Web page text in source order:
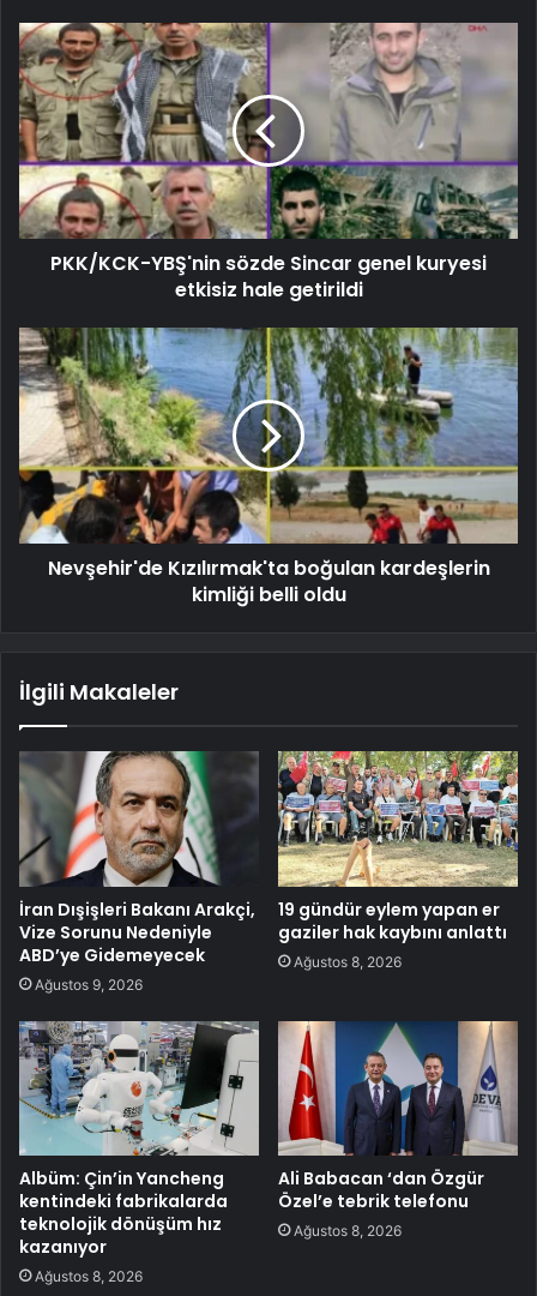
PKK/KCK-YBŞ'nin sözde Sincar genel kuryesi
etkisiz hale getirildi
Nevşehir'de Kızılırmak'ta boğulan kardeşlerin
kimliği belli oldu
İlgili Makaleler
İran Dışişleri Bakanı Arakçi,
Vize Sorunu Nedeniyle
ABD’ye Gidemeyecek
Ağustos 9, 2026
19 gündür eylem yapan er
gaziler hak kaybını anlattı
Ağustos 8, 2026
Albüm: Çin’in Yancheng
kentindeki fabrikalarda
teknolojik dönüşüm hız
kazanıyor
Ağustos 8, 2026
Ali Babacan ‘dan Özgür
Özel’e tebrik telefonu
Ağustos 8, 2026